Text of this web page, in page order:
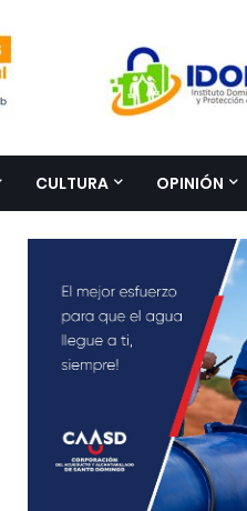
CULTURA OPINIÓN